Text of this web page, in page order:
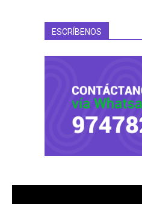
ESCRÍBENOS